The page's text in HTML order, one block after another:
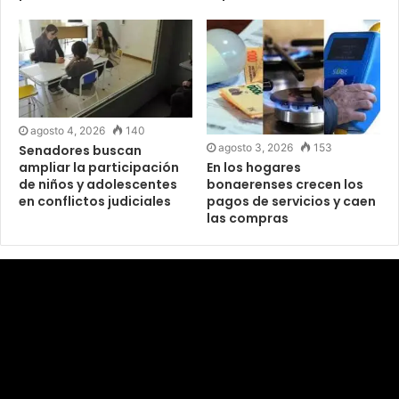
agosto 4, 2026 140
Senadores buscan
ampliar la participación
de niños y adolescentes
en conflictos judiciales
agosto 3, 2026 153
En los hogares
bonaerenses crecen los
pagos de servicios y caen
las compras